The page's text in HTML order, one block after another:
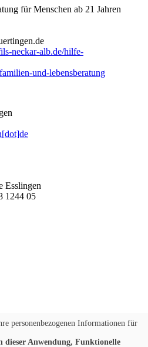
für Menschen ab 21 Jahren
neckar-alb.de/hilfe-
und-lebensberatung
Esslingen
1244 05
personenbezogenen Informationen für
dieser Anwendung, Funktionelle